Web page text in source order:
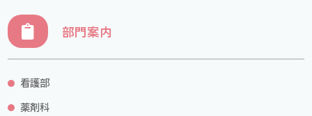
部門案内
看護部
薬剤科